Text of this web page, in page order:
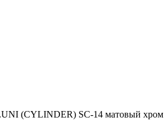
(CYLINDER) SC-14 матовый хром